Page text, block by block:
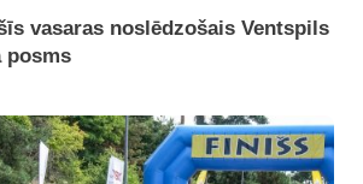
vasaras noslēdzošais Ventspils
posms